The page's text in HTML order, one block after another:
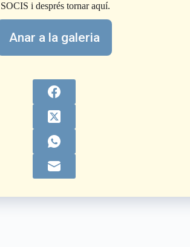
i després tornar aquí.
Anar a la galeria